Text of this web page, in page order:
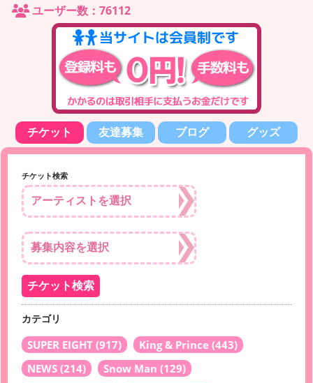
ユーザー数：76112
チケット 友達募集 ブログ グッズ
チケット検索
カテゴリ
SUPER EIGHT (917) King & Prince (443)
NEWS (214) Snow Man (129)